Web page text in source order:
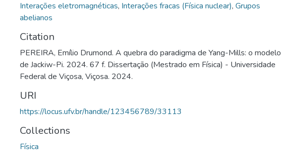
Interações eletromagnéticas, Interações fracas (Física nuclear), Grupos
abelianos
Citation
PEREIRA, Emílio Drumond. A quebra do paradigma de Yang-Mills: o modelo
de Jackiw-Pi. 2024. 67 f. Dissertação (Mestrado em Física) - Universidade
Federal de Viçosa, Viçosa. 2024.
URI
https://locus.ufv.br/handle/123456789/33113
Collections
Física